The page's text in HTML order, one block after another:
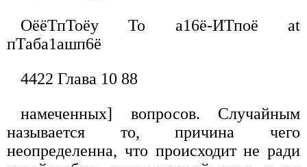
ОёёТпТоёу То а16ё-ИТпоё at
пТаба1ашп6ё
4422 Глава 10 88
намеченных] вопросов. Случайным
называется то, причина чего
неопределенна, что происходит не ради